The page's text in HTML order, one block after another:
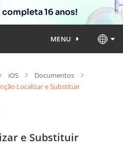
completa 16 anos!
MENU
iOS
Documentos
Localizar e Substituir
e Substituir